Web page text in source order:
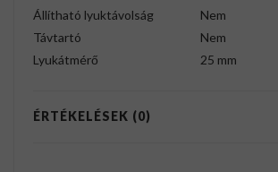
Állítható lyuktávolság
Nem
Távtartó
Nem
Lyukátmérő
25 mm
ÉRTÉKELÉSEK (0)